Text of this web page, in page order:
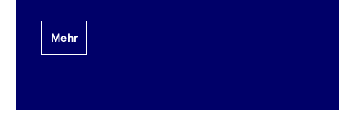
Mehr
Domain
bis